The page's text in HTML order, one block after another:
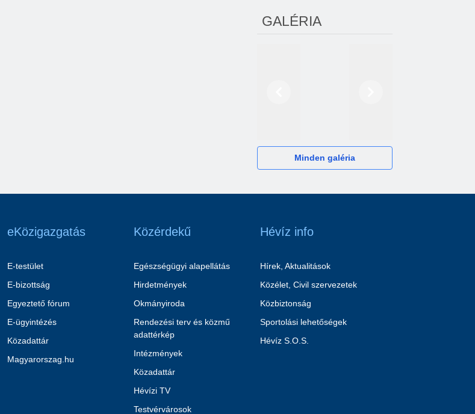
GALÉRIA
Minden galéria
eKözigazgatás
E-testület
E-bizottság
Egyeztető fórum
E-ügyintézés
Közadattár
Magyarorszag.hu
Közérdekű
Egészségügyi alapellátás
Hirdetmények
Okmányiroda
Rendezési terv és közmű
adattérkép
Intézmények
Közadattár
Hévízi TV
Testvérvárosok
Hévíz info
Hírek, Aktualitások
Közélet, Civil szervezetek
Közbiztonság
Sportolási lehetőségek
Hévíz S.O.S.